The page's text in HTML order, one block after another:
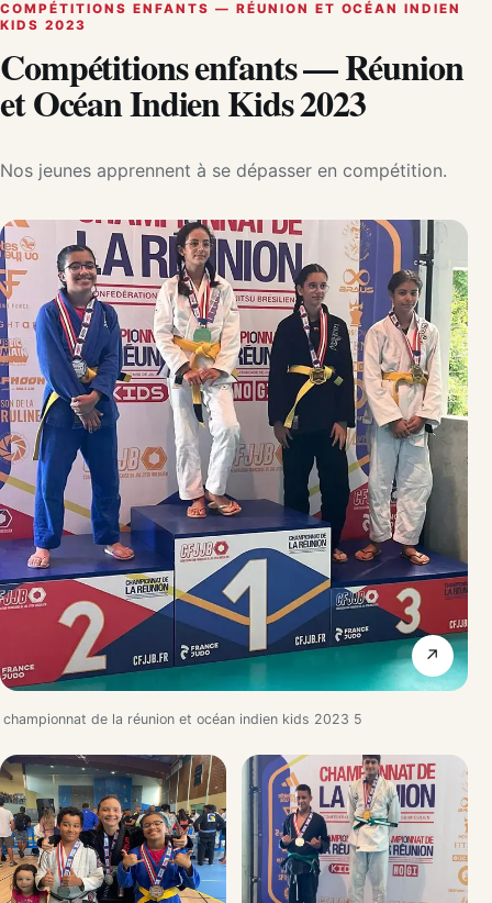
COMPÉTITIONS ENFANTS — RÉUNION ET OCÉAN INDIEN
KIDS 2023
Compétitions enfants — Réunion
et Océan Indien Kids 2023
Nos jeunes apprennent à se dépasser en compétition.
↗
championnat de la réunion et océan indien kids 2023 5